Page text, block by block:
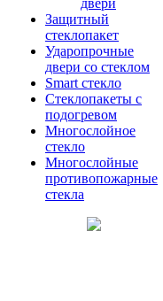
двери
Защитный
стеклопакет
Ударопрочные
двери со стеклом
Smart стекло
Cтеклопакеты с
подогревом
Многослойное
стекло
Многослойные
противопожарные
стекла